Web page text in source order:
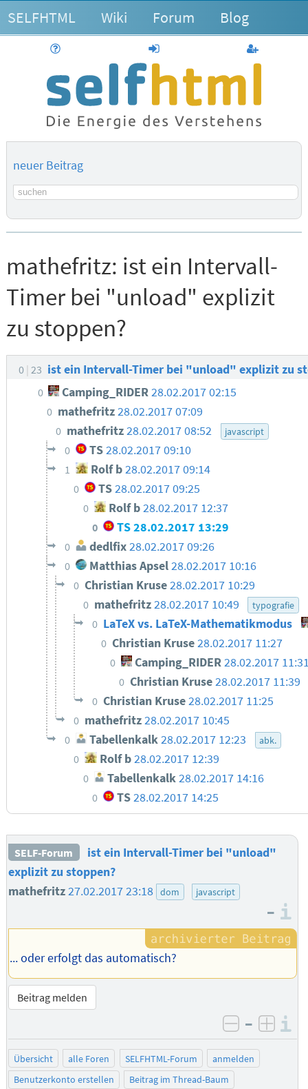
SELFHTML Wiki Forum Blog
anmelden
neuer Beitrag
Suchbegriff
mathefritz: ist ein Intervall-
Timer bei "unload" explizit
zu stoppen?
0 23 ist ein Intervall-Timer bei "unload" explizit zu
0 Camping_RIDER28.02.2017 02:15
0 mathefritz28.02.2017 07:09
0 mathefritz28.02.2017 08:52 javascript
0 TS28.02.2017 09:10
1 Rolf b28.02.2017 09:14
0 TS28.02.2017 09:25
0 Rolf b28.02.2017 12:37
0 TS 28.02.2017 13:29
0 dedlfix28.02.2017 09:26
0 Matthias Apsel28.02.2017 10:16
0 Christian Kruse28.02.2017 10:29
0 mathefritz28.02.2017 10:49 typografie
0 LaTeX vs. LaTeX-Mathematikmodus
0 Christian Kruse28.02.2017 11:27
0 Camping_RIDER28.02.2017
0 Christian Kruse28.02.2017 11:39
0 Christian Kruse28.02.2017 11:25
0 mathefritz28.02.2017 10:45
0 Tabellenkalk28.02.2017 12:23 abk.
0 Rolf b28.02.2017 12:39
0 Tabellenkalk28.02.2017 14:16
0 TS 28.02.2017 14:25
SELF-Forum
ist ein Intervall-Timer bei "unload"
explizit zu stoppen?
mathefritz27.02.2017 23:18 dom javascript
–
... oder erfolgt das automatisch?
Beitrag melden
negativ
–
Übersicht alle Foren SELFHTML-Forum
anmelden
Benutzerkonto erstellen
Beitrag im Thread-Baum